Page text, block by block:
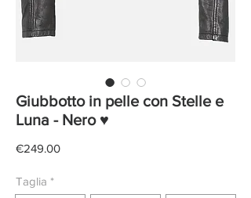
Giubbotto in pelle con Stelle e
Luna - Nero ♥
€249.00Price
Taglia *